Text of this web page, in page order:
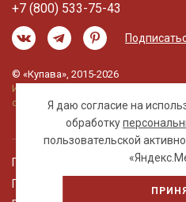
Я даю согласие на
обработку
пользовательской
+7 (800) 533-75-43
© «Купава», 2015-2026
Информация на сайте не является
офертой.
Правовая информация
Политика обработки